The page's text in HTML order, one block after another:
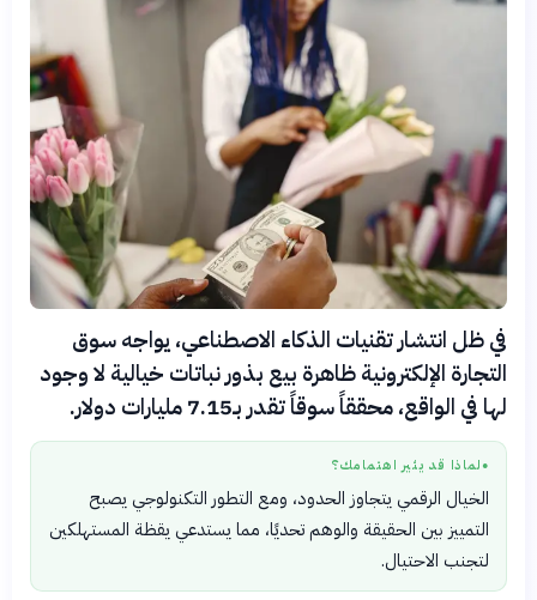
في ظل انتشار تقنيات الذكاء الاصطناعي، يواجه سوق
التجارة الإلكترونية ظاهرة بيع بذور نباتات خيالية لا وجود
لها في الواقع، محققاً سوقاً تقدر بـ7.15 مليارات دولار.
● لماذا قد يثير اهتمامك؟
الخيال الرقمي يتجاوز الحدود، ومع التطور التكنولوجي يصبح
التمييز بين الحقيقة والوهم تحديًا، مما يستدعي يقظة المستهلكين
لتجنب الاحتيال.